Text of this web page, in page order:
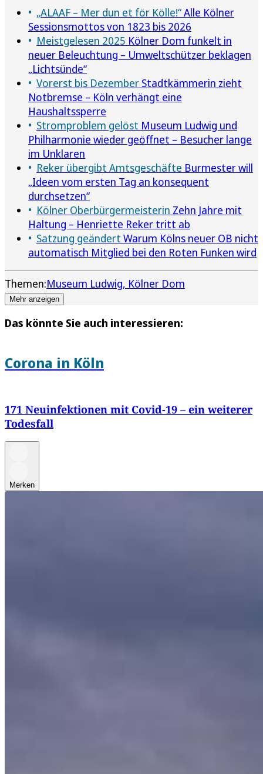
„ALAAF – Mer dun et för Kölle!“Alle Kölner
Sessionsmottos von 1823 bis 2026
Meistgelesen 2025 Kölner Dom funkelt in
neuer Beleuchtung – Umweltschützer beklagen
„Lichtsünde“
Vorerst bis Dezember Stadtkämmerin zieht
Notbremse – Köln verhängt eine
Haushaltssperre
Stromproblem gelöst Museum Ludwig und
Philharmonie wieder geöffnet – Besucher lange
im Unklaren
Reker übergibt Amtsgeschäfte Burmester will
„Ideen vom ersten Tag an konsequent
durchsetzen“
Kölner Oberbürgermeisterin Zehn Jahre mit
Haltung – Henriette Reker tritt ab
Satzung geändert Warum Kölns neuer OB nicht
automatisch Mitglied bei den Roten Funken wird
Themen:Museum Ludwig Kölner Dom
Mehr anzeigen
Das könnte Sie auch interessieren:
Corona in Köln
171 Neuinfektionen mit Covid-19 – ein weiterer
Todesfall
Merken